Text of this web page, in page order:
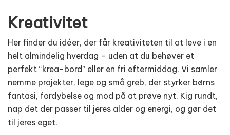
Kreativitet
Her finder du idéer, der får kreativiteten til at leve i en
helt almindelig hverdag – uden at du behøver et
perfekt “krea-bord” eller en fri eftermiddag. Vi samler
nemme projekter, lege og små greb, der styrker børns
fantasi, fordybelse og mod på at prøve nyt. Kig rundt,
nap det der passer til jeres alder og energi, og gør det
til jeres eget.